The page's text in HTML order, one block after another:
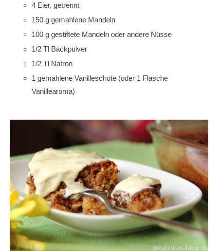
4 Eier, getrennt
150 g gemahlene Mandeln
100 g gestiftete Mandeln oder andere Nüsse
1/2 Tl Backpulver
1/2 Tl Natron
1 gemahlene Vanilleschote (oder 1 Flasche
Vanillearoma)